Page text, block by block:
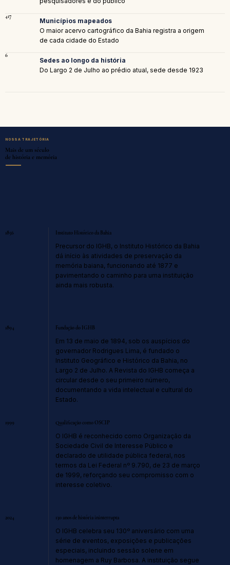
417
Municípios mapeados
O maior acervo cartográfico da Bahia registra a origem
de cada cidade do Estado
6
Sedes ao longo da história
Do Largo 2 de Julho ao prédio atual, sede desde 1923
NOSSA TRAJETÓRIA
Mais de um século
de história e memória
1856 Instituto Histórico da Bahia
Precursor do IGHB, o Instituto Histórico da Bahia
dá início às atividades de preservação da
memória baiana, funcionando até 1877 e
pavimentando o caminho para uma instituição
ainda mais robusta.
1894 Fundação do IGHB
Em 13 de maio de 1894, sob os auspícios do
governador Rodrigues Lima, é fundado o
Instituto Geográfico e Histórico da Bahia, no
Largo 2 de Julho. A Revista do IGHB começa a
circular desde o seu primeiro número,
documentando a vida intelectual e cultural do
Estado.
1999 Qualificação como OSCIP
O IGHB é reconhecido como Organização da
Sociedade Civil de Interesse Público e
declarado de utilidade pública federal, nos
termos da Lei Federal nº 9.790, de 23 de março
de 1999, reforçando seu compromisso com o
interesse coletivo.
2024 130 anos de história ininterrupta
O IGHB celebra seu 130º aniversário com uma
série de eventos, exposições e publicações
especiais, incluindo sessão solene em
homenagem a Ruy Barbosa. A instituição segue